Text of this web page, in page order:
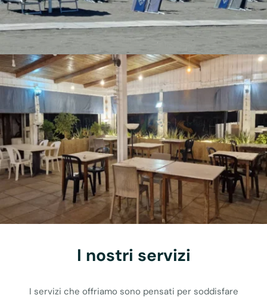
I nostri servizi
I servizi che offriamo sono pensati per soddisfare